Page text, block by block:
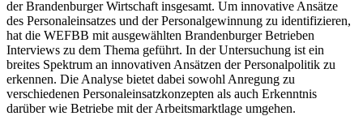
der Brandenburger Wirtschaft insgesamt. Um innovative Ansätze
des Personaleinsatzes und der Personalgewinnung zu identifizieren,
hat die WEFBB mit ausgewählten Brandenburger Betrieben
Interviews zu dem Thema geführt. In der Untersuchung ist ein
breites Spektrum an innovativen Ansätzen der Personalpolitik zu
erkennen. Die Analyse bietet dabei sowohl Anregung zu
verschiedenen Personaleinsatzkonzepten als auch Erkenntnis
darüber wie Betriebe mit der Arbeitsmarktlage umgehen.